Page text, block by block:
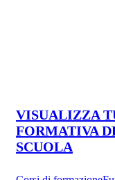
VISUALIZZA
FORMATIVA
SCUOLA